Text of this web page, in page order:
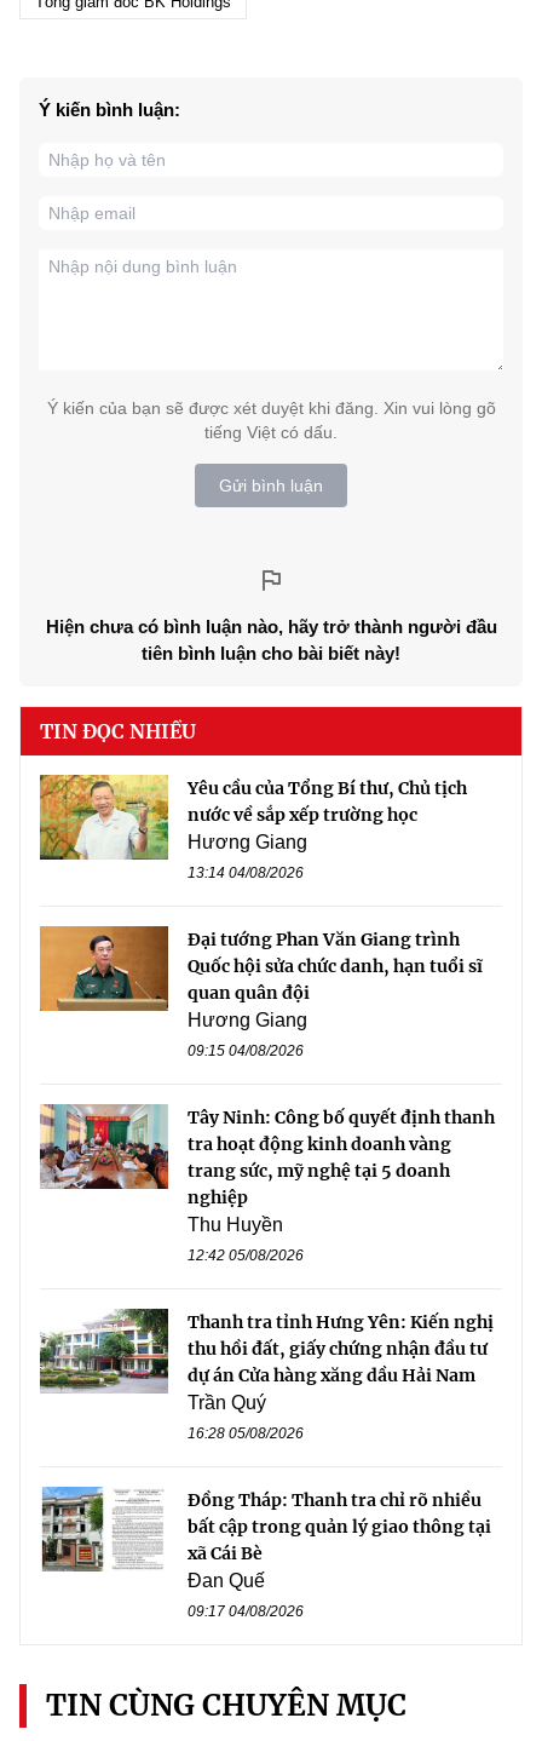
Ý kiến bình luận:
Ý kiến của bạn sẽ được xét duyệt khi đăng. Xin vui lòng gõ
tiếng Việt có dấu.
Gửi bình luận
Hiện chưa có bình luận nào, hãy trở thành người đầu
tiên bình luận cho bài biết này!
TIN ĐỌC NHIỀU
Yêu cầu của Tổng Bí thư, Chủ tịch
nước về sắp xếp trường học
Hương Giang
13:14 04/08/2026
Đại tướng Phan Văn Giang trình
Quốc hội sửa chức danh, hạn tuổi sĩ
quan quân đội
Hương Giang
09:15 04/08/2026
Tây Ninh: Công bố quyết định thanh
tra hoạt động kinh doanh vàng
trang sức, mỹ nghệ tại 5 doanh
nghiệp
Thu Huyền
12:42 05/08/2026
Thanh tra tỉnh Hưng Yên: Kiến nghị
thu hồi đất, giấy chứng nhận đầu tư
dự án Cửa hàng xăng dầu Hải Nam
Trần Quý
16:28 05/08/2026
Đồng Tháp: Thanh tra chỉ rõ nhiều
bất cập trong quản lý giao thông tại
xã Cái Bè
Đan Quế
09:17 04/08/2026
TIN CÙNG CHUYÊN MỤC